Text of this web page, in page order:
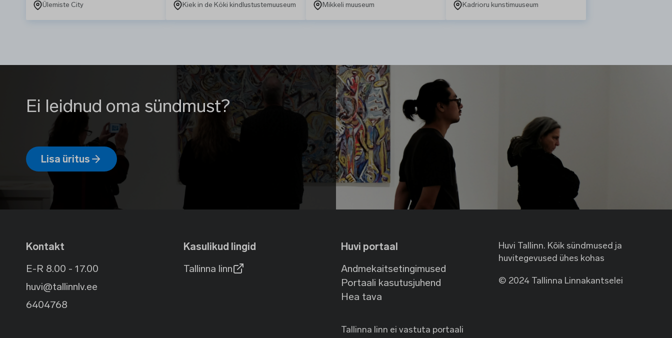
Ülemiste City
Kiek in de Köki kindlustustemuuseum
Mikkeli muuseum
Kadrioru kunstimuuseum
Ei leidnud oma sündmust?
Lisa üritus
Kontakt
E-R 8.00 - 17.00
huvi@tallinnlv.ee
6404768
Kasulikud lingid
Tallinna linn
Huvi portaal
Andmekaitsetingimused
Portaali kasutusjuhend
Hea tava
Tallinna linn ei vastuta portaali
Huvi Tallinn. Kõik sündmused ja
huvitegevused ühes kohas
© 2024 Tallinna Linnakantselei